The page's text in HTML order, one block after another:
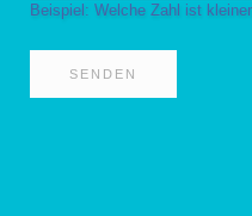
Beispiel: Welche Zahl ist